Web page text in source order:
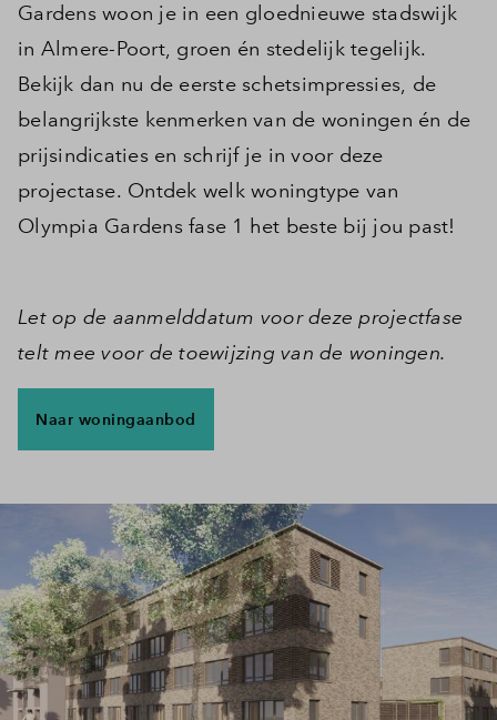
Gardens woon je in een gloednieuwe stadswijk
in Almere-Poort, groen én stedelijk tegelijk.
Bekijk dan nu de eerste schetsimpressies, de
belangrijkste kenmerken van de woningen én de
prijsindicaties en schrijf je in voor deze
projectase. Ontdek welk woningtype van
Olympia Gardens fase 1 het beste bij jou past!
Let op de aanmelddatum voor deze projectfase
telt mee voor de toewijzing van de woningen.
Naar woningaanbod